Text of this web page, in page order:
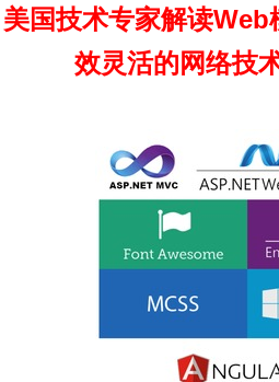
美国技术专家解读
效灵活的网络技